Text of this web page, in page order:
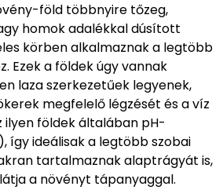
föld többnyire tőzeg,
homok adalékkal dúsított
körben alkalmaznak a legtöbb
Ezek a földek úgy vannak
laza szerkezetűek legyenek,
megfelelő légzését és a víz
ilyen földek általában pH-
így ideálisak a legtöbb szobai
tartalmaznak alaptrágyát is,
a növényt tápanyaggal.